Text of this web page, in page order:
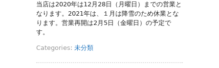
当店は2020年は12月28日（月曜日）までの営業と
なります。2021年は、１月は降雪のため休業とな
ります。営業再開は2月5日（金曜日）の予定で
す。
Categories: 未分類